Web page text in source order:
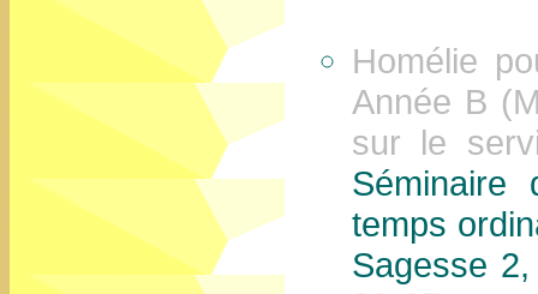
Homélie
Année B
sur le
temps
Sagesse